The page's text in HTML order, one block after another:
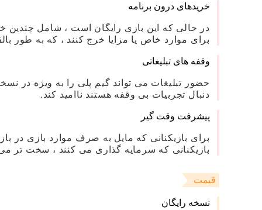
خریدهای درون برنامه
در حالی که این بازی رایگان است ، شامل چندین
برای موارد خاص یا مزایا خرج کنند ، که به طور
وقفه های تبلیغاتی
حضور تبلیغات می تواند گیم پلی را به ویژه در
دنبال تجربیات بی وقفه هستند ناامید کند.
پیشرفت وقت گیر
برای بازیکنانی که مایل به صرف موارد بازی در
بازیکنانی که سرمایه گذاری می کنند ، سخت تر
قیمت
نسخه رایگان